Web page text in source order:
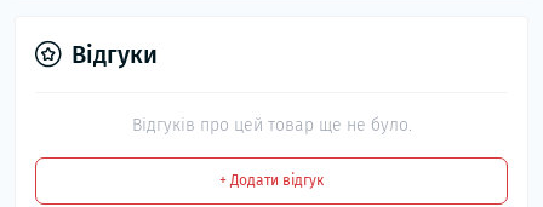
Відгуки
Відгуків про цей товар ще не було.
+ Додати відгук